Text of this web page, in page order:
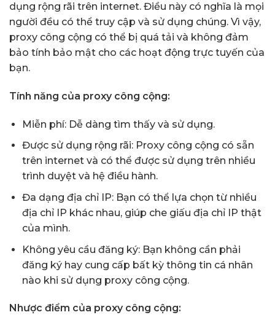
dụng rộng rãi trên internet. Điều này có nghĩa là mọi
người đều có thể truy cập và sử dụng chúng. Vì vậy,
proxy công cộng có thể bị quá tải và không đảm
bảo tính bảo mật cho các hoạt động trực tuyến của
bạn.
Tính năng của proxy công cộng:
Miễn phí: Dễ dàng tìm thấy và sử dụng.
Được sử dụng rộng rãi: Proxy công cộng có sẵn
trên internet và có thể được sử dụng trên nhiều
trình duyệt và hệ điều hành.
Đa dạng địa chỉ IP: Bạn có thể lựa chọn từ nhiều
địa chỉ IP khác nhau, giúp che giấu địa chỉ IP thật
của mình.
Không yêu cầu đăng ký: Bạn không cần phải
đăng ký hay cung cấp bất kỳ thông tin cá nhân
nào khi sử dụng proxy công cộng.
Nhược điểm của proxy công cộng: